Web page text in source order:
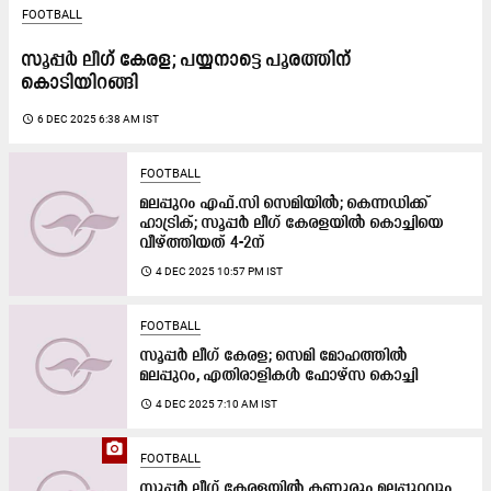
FOOTBALL
സൂപ്പർ ലീഗ് കേരള; പയ്യനാട്ടെ പൂരത്തിന്
കൊടിയിറങ്ങി
access_time 6 DEC 2025 6:38 AM IST
FOOTBALL
മലപ്പുറം എഫ്.സി സെമിയിൽ; കെന്നഡിക്ക്
ഹാട്രിക്; സൂപ്പർ ലീഗ് കേരളയിൽ കൊച്ചിയെ
വീഴ്ത്തിയത് 4-2ന്
access_time 4 DEC 2025 10:57 PM IST
FOOTBALL
സൂപ്പർ ലീഗ് കേരള; സെമി മോഹത്തിൽ
മലപ്പുറം, എതിരാളികൾ ഫോഴ്‌സ കൊച്ചി
access_time 4 DEC 2025 7:10 AM IST
camera_alt
FOOTBALL